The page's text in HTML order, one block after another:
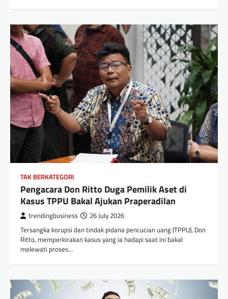
TAK BERKATEGORI
Pengacara Don Ritto Duga Pemilik Aset di
Kasus TPPU Bakal Ajukan Praperadilan
trendingbusiness 26 July 2026
Tersangka korupsi dan tindak pidana pencucian uang (TPPU), Don
Ritto, memperkirakan kasus yang ia hadapi saat ini bakal
melewati proses…